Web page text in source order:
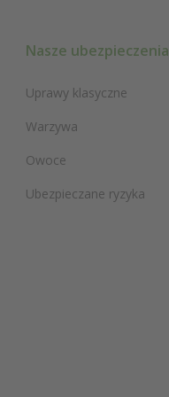
Nasze ubezpieczenia
Uprawy klasyczne
Warzywa
Owoce
Ubezpieczane ryzyka